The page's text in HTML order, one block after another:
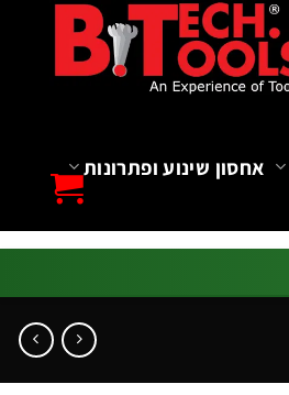
אחסון שינוע ופתרונות